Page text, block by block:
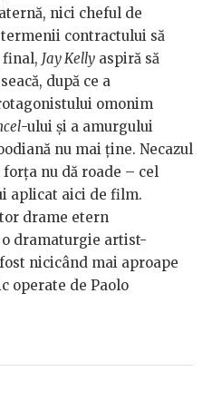
nici cheful de
contractului să
final, Jay Kelly aspiră să
după ce a
omonim
-ului și a amurgului
nu mai ține. Necazul
nu dă roade – cel
aplicat aici de film.
drame etern
dramaturgie artist-
nicicând mai aproape
operate de Paolo